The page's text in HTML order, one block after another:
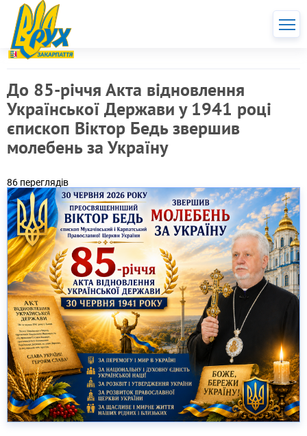
До 85-річчя Акта відновлення
Української Держави у 1941 році
єпископ Віктор Бедь звершив
молебень за Україну
86 переглядів